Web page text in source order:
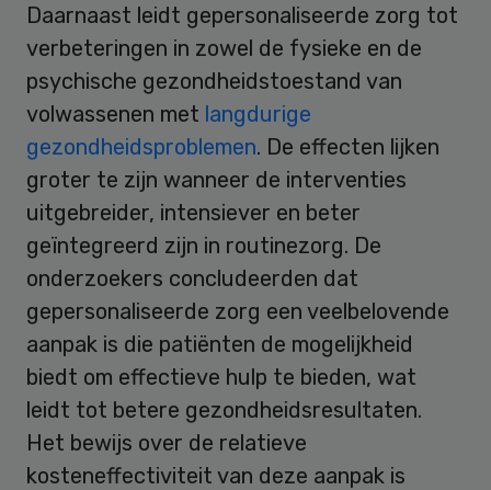
Daarnaast leidt gepersonaliseerde zorg tot
verbeteringen in zowel de fysieke en de
psychische gezondheidstoestand van
volwassenen met langdurige
gezondheidsproblemen. De effecten lijken
groter te zijn wanneer de interventies
uitgebreider, intensiever en beter
geïntegreerd zijn in routinezorg. De
onderzoekers concludeerden dat
gepersonaliseerde zorg een veelbelovende
aanpak is die patiënten de mogelijkheid
biedt om effectieve hulp te bieden, wat
leidt tot betere gezondheidsresultaten.
Het bewijs over de relatieve
kosteneffectiviteit van deze aanpak is